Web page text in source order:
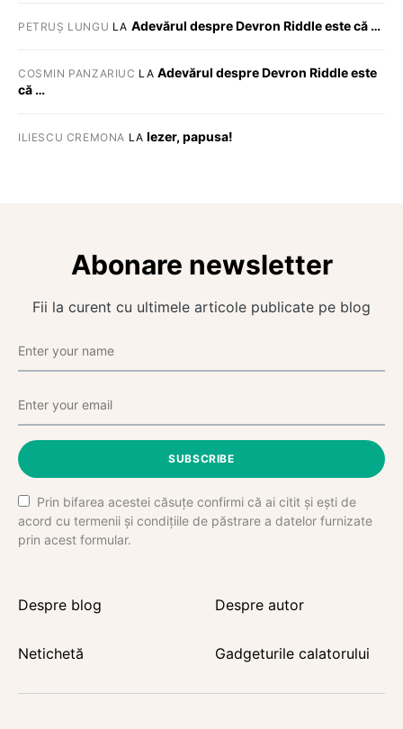
PETRUȘ LUNGU LA Adevărul despre Devron Riddle este că …
COSMIN PANZARIUC LA Adevărul despre Devron Riddle este
că …
ILIESCU CREMONA LA Iezer, papusa!
Abonare newsletter
Fii la curent cu ultimele articole publicate pe blog
SUBSCRIBE
Prin bifarea acestei căsuțe confirmi că ai citit și ești de
acord cu termenii și condițiile de păstrare a datelor furnizate
prin acest formular.
Despre blog Despre autor
Netichetă Gadgeturile calatorului